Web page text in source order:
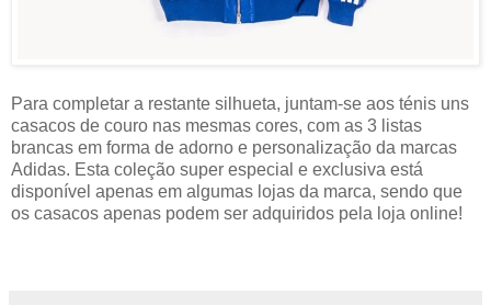
Para completar a restante silhueta, juntam-se aos ténis uns
casacos de couro nas mesmas cores, com as 3 listas
brancas em forma de adorno e personalização da marcas
Adidas. Esta coleção super especial e exclusiva está
disponível apenas em algumas lojas da marca, sendo que
os casacos apenas podem ser adquiridos pela loja online!